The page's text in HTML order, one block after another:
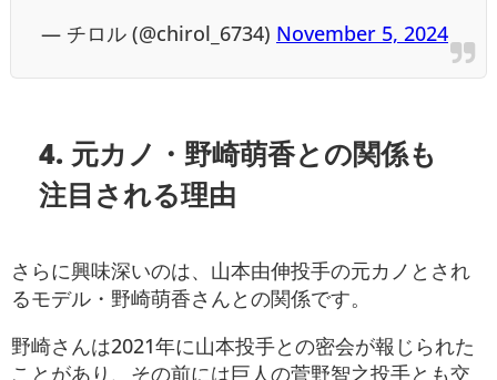
— チロル (@chirol_6734) November 5, 2024
4. 元カノ・野崎萌香との関係も
注目される理由
さらに興味深いのは、山本由伸投手の元カノとされ
るモデル・野崎萌香さんとの関係です。
野崎さんは2021年に山本投手との密会が報じられた
ことがあり、その前には巨人の菅野智之投手とも交